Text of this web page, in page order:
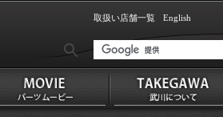
取扱い店舗一覧 English